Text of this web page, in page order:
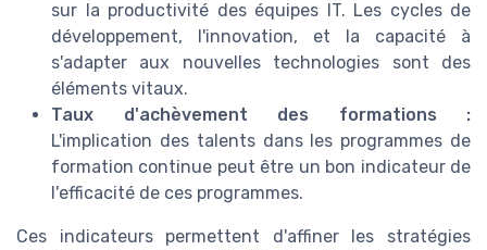
sur la productivité des équipes IT. Les cycles de
développement, l'innovation, et la capacité à
s'adapter aux nouvelles technologies sont des
éléments vitaux.
Taux d'achèvement des formations :
L'implication des talents dans les programmes de
formation continue peut être un bon indicateur de
l'efficacité de ces programmes.
Ces indicateurs permettent d'affiner les stratégies